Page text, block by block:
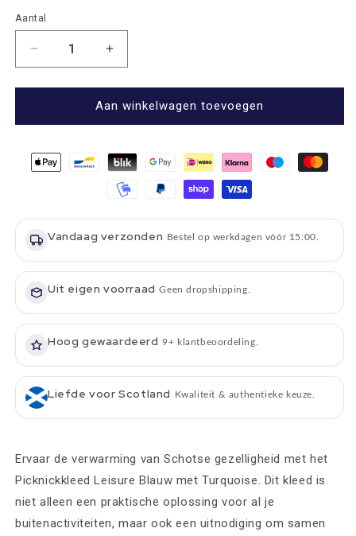
Aantal
Aantal
Aantal
verlagen
voor
Picknickkleed
Leisure
met
Turquoise
-
Waterdicht
137x137cm
-
Aantal
verhogen
voor
Picknickkleed
Leisure
met
Turquoise
-
Waterdicht
137x137cm
-
Aan winkelwagen toevoegen
Vandaag verzonden Bestel op werkdagen vóór 15:00.
Uit eigen voorraad Geen dropshipping.
Hoog gewaardeerd 9+ klantbeoordeling.
Liefde voor Scotland Kwaliteit & authentieke keuze.
Ervaar de verwarming van Schotse gezelligheid met het
Picknickkleed Leisure Blauw met Turquoise. Dit kleed is
niet alleen een praktische oplossing voor al je
buitenactiviteiten, maar ook een uitnodiging om samen